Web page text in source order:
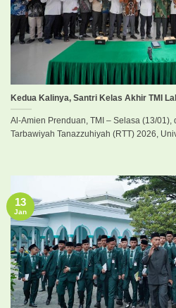
Kedua Kalinya, Santri Kelas Akhir TMI
Al-Amien Prenduan, TMI – Selasa (13/
Tarbawiyah Tanazzuhiyah (RTT) 2026,
13
Jan